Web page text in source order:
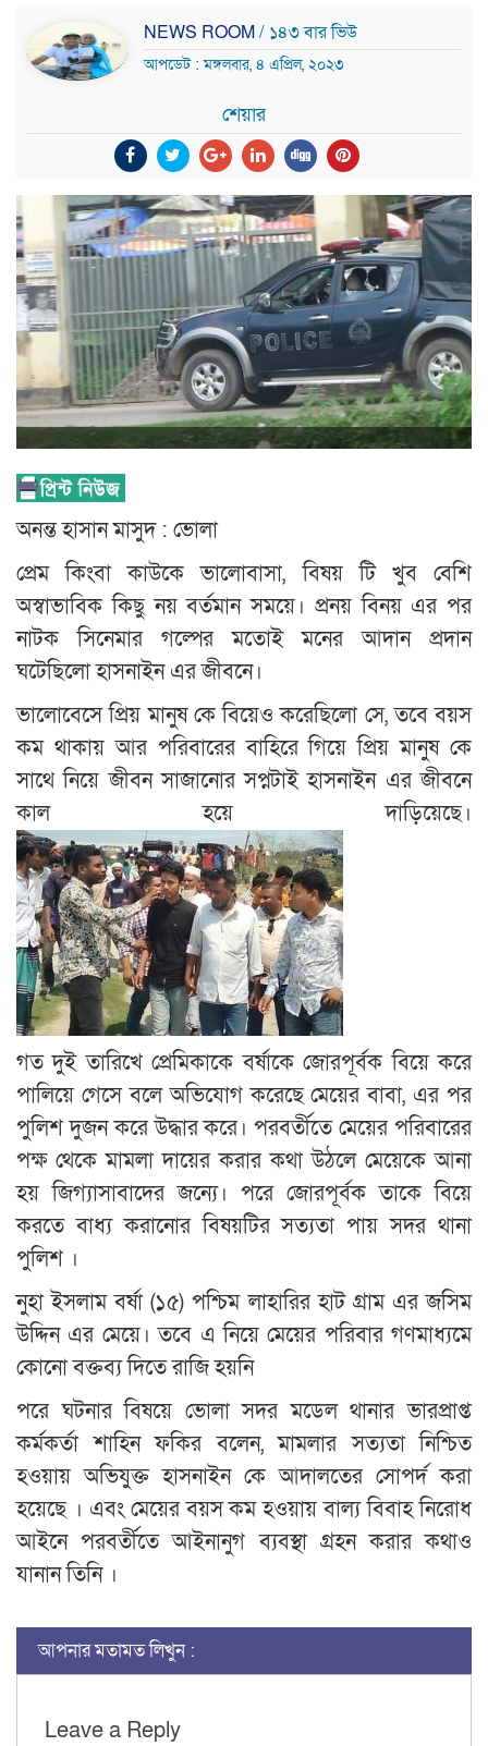
NEWS ROOM/ ১৪৩ বার ভিউ
আপডেট : মঙ্গলবার, ৪ এপ্রিল, ২০২৩
শেয়ার
অনন্ত হাসান মাসুদ : ভোলা
প্রেম কিংবা কাউকে ভালোবাসা, বিষয় টি খুব বেশি
অস্বাভাবিক কিছু নয় বর্তমান সময়ে। প্রনয় বিনয় এর পর
নাটক সিনেমার গল্পের মতোই মনের আদান প্রদান
ঘটেছিলো হাসনাইন এর জীবনে।
ভালোবেসে প্রিয় মানুষ কে বিয়েও করেছিলো সে, তবে বয়স
কম থাকায় আর পরিবারের বাহিরে গিয়ে প্রিয় মানুষ কে
সাথে নিয়ে জীবন সাজানোর সপ্নটাই হাসনাইন এর জীবনে
কাল হয়ে দাড়িয়েছে।
গত দুই তারিখে প্রেমিকাকে বর্ষাকে জোরপূর্বক বিয়ে করে
পালিয়ে গেসে বলে অভিযোগ করেছে মেয়ের বাবা, এর পর
পুলিশ দুজন করে উদ্ধার করে। পরবর্তীতে মেয়ের পরিবারের
পক্ষ থেকে মামলা দায়ের করার কথা উঠলে মেয়েকে আনা
হয় জিগ্যাসাবাদের জন্যে। পরে জোরপূর্বক তাকে বিয়ে
করতে বাধ্য করানোর বিষয়টির সত্যতা পায় সদর থানা
পুলিশ ।
নুহা ইসলাম বর্ষা (১৫) পশ্চিম লাহারির হাট গ্রাম এর জসিম
উদ্দিন এর মেয়ে। তবে এ নিয়ে মেয়ের পরিবার গণমাধ্যমে
কোনো বক্তব্য দিতে রাজি হয়নি
পরে ঘটনার বিষয়ে ভোলা সদর মডেল থানার ভারপ্রাপ্ত
কর্মকর্তা শাহিন ফকির বলেন, মামলার সত্যতা নিশ্চিত
হওয়ায় অভিযুক্ত হাসনাইন কে আদালতের সোপর্দ করা
হয়েছে । এবং মেয়ের বয়স কম হওয়ায় বাল্য বিবাহ নিরোধ
আইনে পরবর্তীতে আইনানুগ ব্যবস্থা গ্রহন করার কথাও
যানান তিনি ।
আপনার মতামত লিখুন :
Leave a Reply